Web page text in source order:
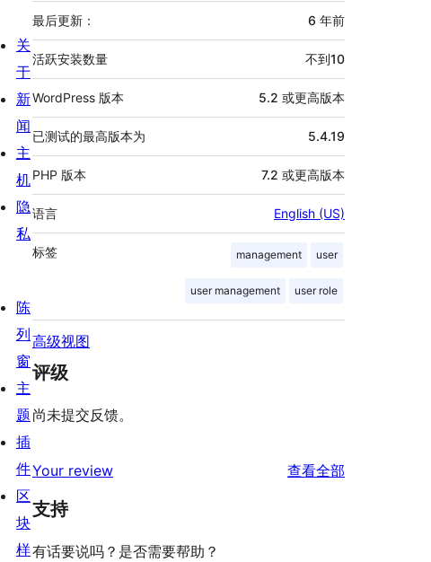
信
息
最后更新： 6 年前
活跃安装数量 不到10
WordPress 版本 5.2 或更高版本
已测试的最高版本为 5.4.19
PHP 版本 7.2 或更高版本
语言 English (US)
标签 management user
user management user role
高级视图
评级
尚未提交反馈。
Your review 查看全部
支持
有话要说吗？是否需要帮助？
关
于
新
闻
主
机
隐
私
陈
列
窗
主
题
插
件
区
块
样